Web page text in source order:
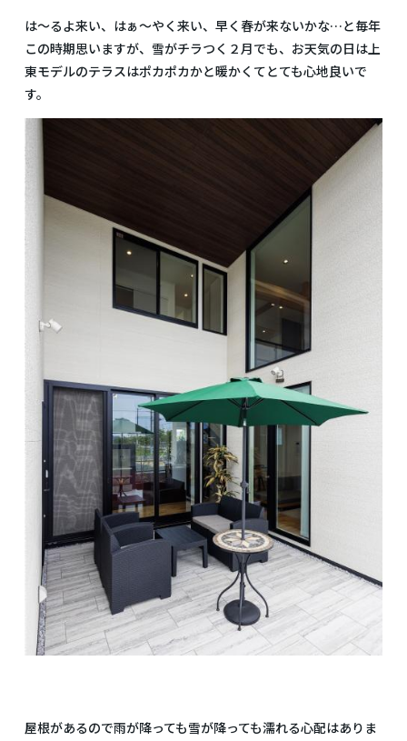
は～るよ来い、はぁ～やく来い、早く春が来ないかな…と毎年
この時期思いますが、雪がチラつく２月でも、お天気の日は上
東モデルのテラスはポカポカかと暖かくてとても心地良いで
す。
屋根があるので雨が降っても雪が降っても濡れる心配はありま